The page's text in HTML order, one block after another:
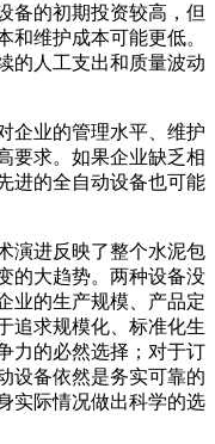
备的初期投资较高，但
和维护成本可能更低。
的人工支出和质量波动
企业的管理水平、维护
要求。如果企业缺乏相
进的全自动设备也可能
演进反映了整个水泥包
的大趋势。两种设备没
业的生产规模、产品定
追求规模化、标准化生
力的必然选择；对于订
设备依然是务实可靠的
实际情况做出科学的选